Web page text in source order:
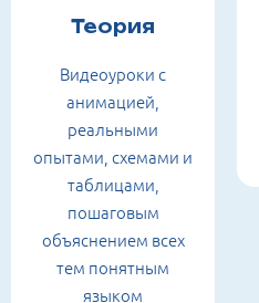
Теория
Видеоуроки с
анимацией,
реальными
опытами, схемами и
таблицами,
пошаговым
объяснением всех
тем понятным
языком